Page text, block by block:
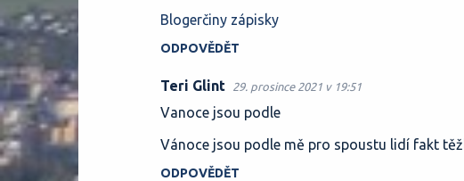
Blogerčiny zápisky
ODPOVĚDĚT
Teri Glint 29. prosince 2021 v 19:51
Vanoce jsou podle
Vánoce jsou podle mě pro spoustu lidí fakt
ODPOVĚDĚT